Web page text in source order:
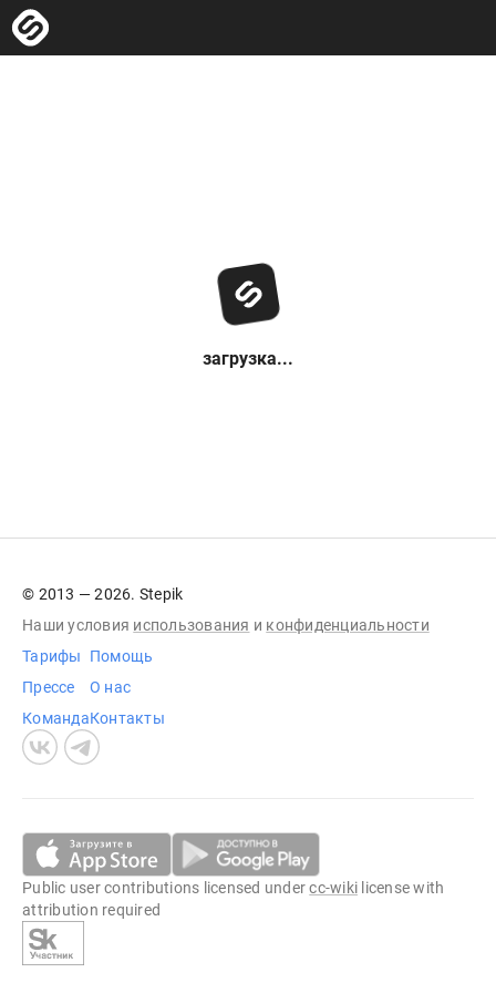
загрузка...
© 2013 — 2026. Stepik
Наши условия использования и конфиденциальности
Тарифы
Прессе
Команда
Помощь
О нас
Контакты
Public user contributions licensed undercc-wiki license with
attribution required